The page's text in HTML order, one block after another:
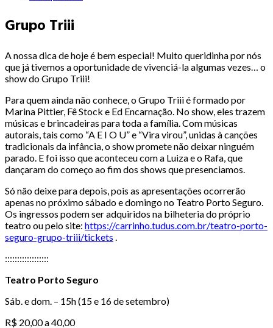
Grupo Triii
A nossa dica de hoje é bem especial! Muito queridinha por nós
que já tivemos a oportunidade de vivenciá-la algumas vezes… o
show do Grupo Triii!
Para quem ainda não conhece, o Grupo Triii é formado por
Marina Pittier, Fê Stock e Ed Encarnação. No show, eles trazem
músicas e brincadeiras para toda a família. Com músicas
autorais, tais como “A E I O U” e “Vira virou”, unidas à canções
tradicionais da infância, o show promete não deixar ninguém
parado. E foi isso que aconteceu com a Luiza e o Rafa, que
dançaram do começo ao fim dos shows que presenciamos.
Só não deixe para depois, pois as apresentações ocorrerão
apenas no próximo sábado e domingo no Teatro Porto Seguro.
Os ingressos podem ser adquiridos na bilheteria do próprio
teatro ou pelo site: https://carrinho.tudus.com.br/teatro-porto-
seguro-grupo-triii/tickets .
::::::::::::::::::
Teatro Porto Seguro
Sáb. e dom. – 15h (15 e 16 de setembro)
R$ 20,00 a 40,00